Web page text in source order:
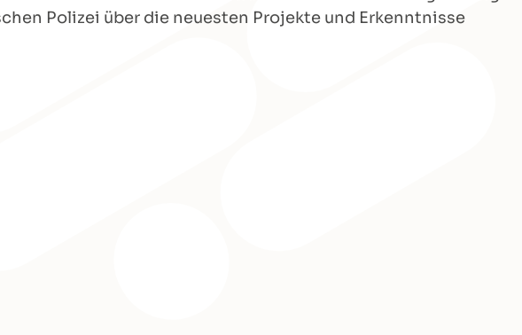
Polizei über die neuesten Projekte und Erkenntnisse